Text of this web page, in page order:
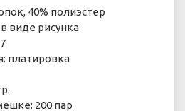
40% полиэстер
виде рисунка
платировка
200 пар